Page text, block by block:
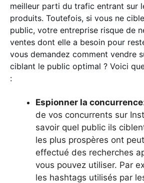
meilleur parti du trafic entrant sur
produits. Toutefois, si vous ne
public, votre entreprise risque de
ventes dont elle a besoin pour
vous demandez comment vendre
ciblant le public optimal ? Voici
:
Espionner la concurrence
de vos concurrents sur
savoir quel public ils
les plus prospères ont
effectué des recherches
vous pouvez utiliser. Par
les hashtags utilisés par